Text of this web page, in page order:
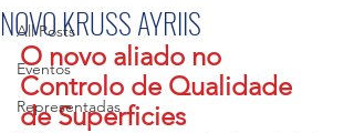
All Posts
Eventos
Representadas
NOVO KRUSS AYRIIS
O novo aliado no
Controlo de Qualidade
de Superficies